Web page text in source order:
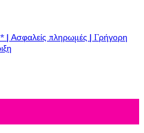
Ασφαλείς πληρωμές | Γρήγορη